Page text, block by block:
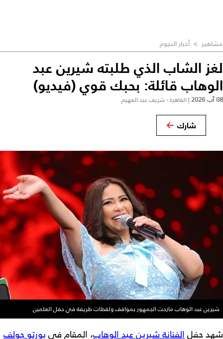
مشاهير > أخبار النجوم
لغز الشاب الذي طلبته شيرين عبد
الوهاب قائلة: بحبك قوي (فيديو)
08 آب 2026 | القاهرة - شريف عبد الفهيم
شارك
شيرين عبد الوهاب مازحت الجمهور بمواقف ولقطات طريفة في حفل العلمين
شهد حفلالفنانة شيرين عبد الوهاب، المقام في بورتو جولف